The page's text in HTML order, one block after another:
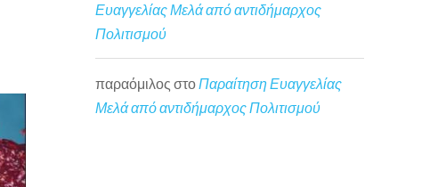
Ευαγγελίας Μελά από αντιδήμαρχος
Πολιτισμού
παραόμιλος στο Παραίτηση Ευαγγελίας
Μελά από αντιδήμαρχος Πολιτισμού